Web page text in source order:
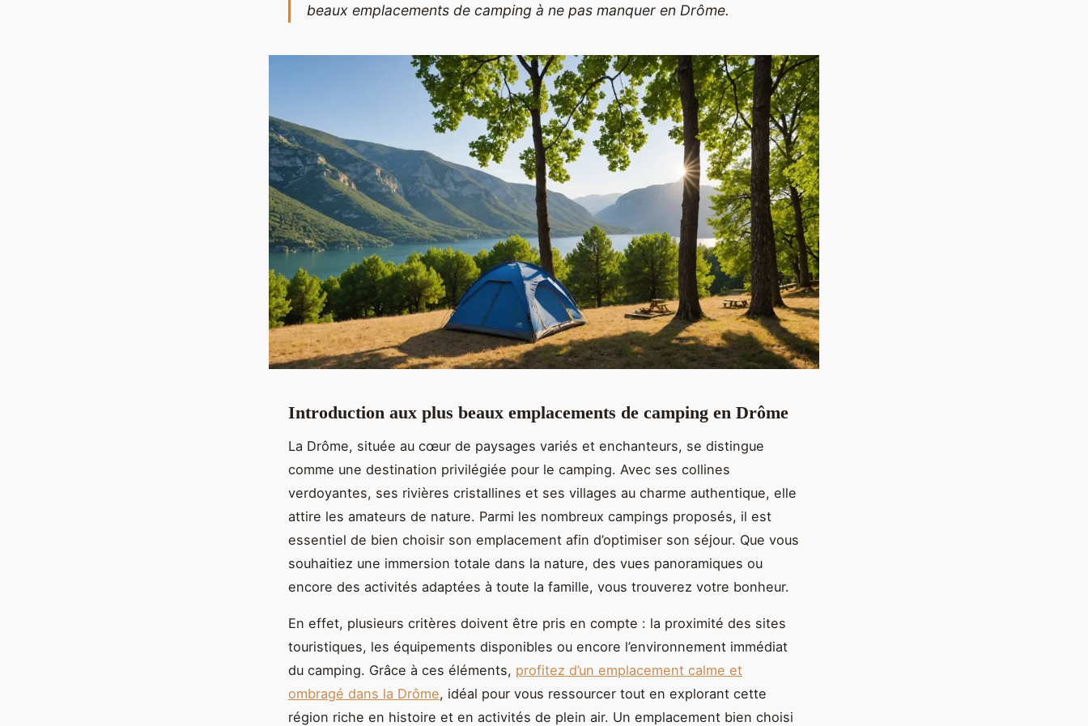
beaux emplacements de camping à ne pas manquer en Drôme.
Introduction aux plus beaux emplacements de camping en Drôme
La Drôme, située au cœur de paysages variés et enchanteurs, se distingue
comme une destination privilégiée pour le camping. Avec ses collines
verdoyantes, ses rivières cristallines et ses villages au charme authentique, elle
attire les amateurs de nature. Parmi les nombreux campings proposés, il est
essentiel de bien choisir son emplacement afin d’optimiser son séjour. Que vous
souhaitiez une immersion totale dans la nature, des vues panoramiques ou
encore des activités adaptées à toute la famille, vous trouverez votre bonheur.
En effet, plusieurs critères doivent être pris en compte : la proximité des sites
touristiques, les équipements disponibles ou encore l’environnement immédiat
du camping. Grâce à ces éléments, profitez d’un emplacement calme et
ombragé dans la Drôme, idéal pour vous ressourcer tout en explorant cette
région riche en histoire et en activités de plein air. Un emplacement bien choisi